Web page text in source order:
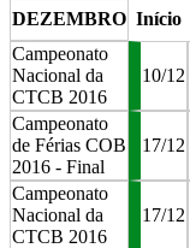
DEZEMBRO Início
Campeonato
Nacional da
CTCB 2016
10/12
Campeonato
de Férias COB
2016 - Final
17/12
Campeonato
Nacional da
CTCB 2016
17/12